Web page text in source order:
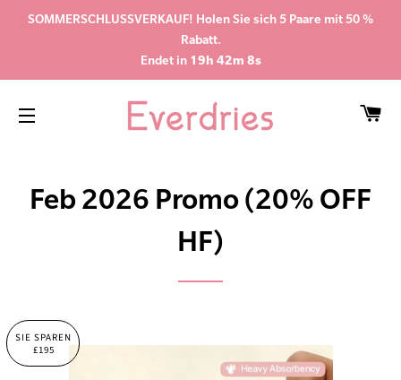
SOMMERSCHLUSSVERKAUF! Holen Sie sich 5 Paare mit 50 %
Rabatt.
Endet in 19h 42m 7s
Feb 2026 Promo (20% OFF
HF)
SIE SPAREN
£195